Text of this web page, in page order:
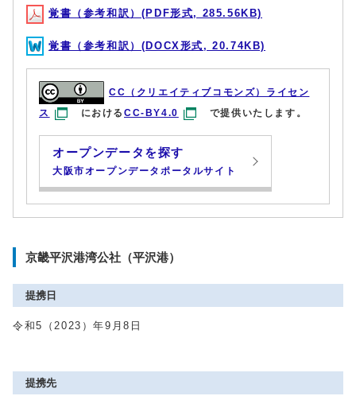
覚書（参考和訳）(PDF形式, 285.56KB)
覚書（参考和訳）(DOCX形式, 20.74KB)
CC（クリエイティブコモンズ）ライセン
ス
におけるCC-BY4.0 で提供いたします。
オープンデータを探す
大阪市オープンデータポータルサイト
京畿平沢港湾公社（平沢港）
提携日
令和5（2023）年9月8日
提携先